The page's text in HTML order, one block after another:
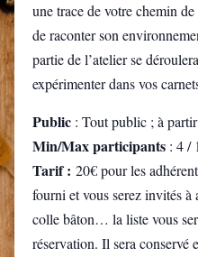
une trace de votre chemin
de raconter son
partie de l’atelier se
expérimenter dans vos
Public : Tout public ; à
Min/Max participants : 4 /
Tarif : 20€ pour les
fourni et vous serez invités
colle bâton… la liste vous
réservation. Il sera conservé